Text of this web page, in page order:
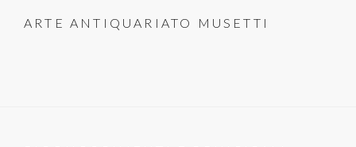
ARTE ANTIQUARIATO MUSETTI